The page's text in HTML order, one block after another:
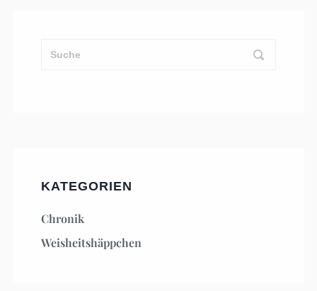
KATEGORIEN
Chronik
Weisheitshäppchen